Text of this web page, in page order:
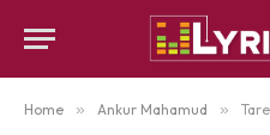
Home » Ankur Mahamud »